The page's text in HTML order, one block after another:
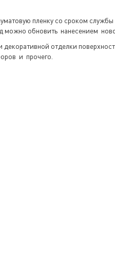
пленку со сроком
можно обновить нанесением
отделки
и прочего.